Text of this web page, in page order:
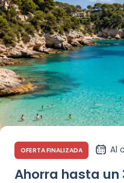
OFERTA FINALIZADA Al
Ahorra hasta un